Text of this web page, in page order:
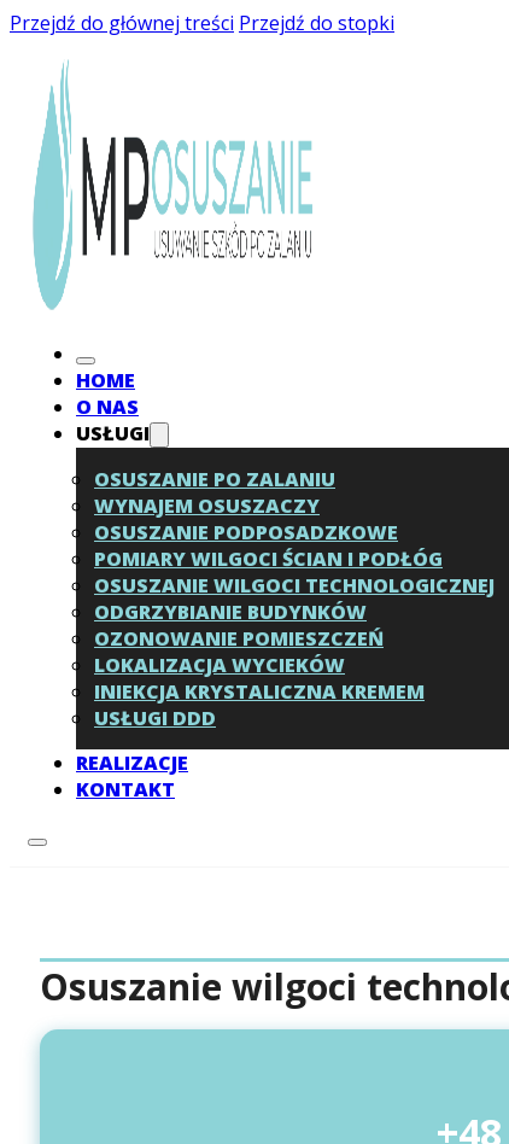
Przejdź do głównej treści Przejdź do stopki
HOME
O NAS
USŁUGI
OSUSZANIE PO ZALANIU
WYNAJEM OSUSZACZY
OSUSZANIE PODPOSADZKOWE
POMIARY WILGOCI ŚCIAN I PODŁÓG
OSUSZANIE WILGOCI TECHNOLOGICZNEJ
ODGRZYBIANIE BUDYNKÓW
OZONOWANIE POMIESZCZEŃ
LOKALIZACJA WYCIEKÓW
INIEKCJA KRYSTALICZNA KREMEM
USŁUGI DDD
REALIZACJE
KONTAKT
Osuszanie wilgoci